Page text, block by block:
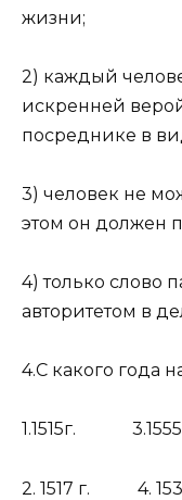
жизни;
2) каждый
искренней
посреднике в
3) человек не
этом он должен
4) только слово
авторитетом в
4.С какого года
1.1515г.
2. 1517 г. 4.